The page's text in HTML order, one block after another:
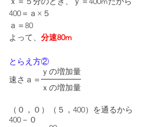
400＝ａ×５
ａ＝80
よって、 分速80m
とらえ方②
ｙの増加量
速さａ＝━━━━━
ｘの増加量
（０，０）（５，400）を通るから
400－０